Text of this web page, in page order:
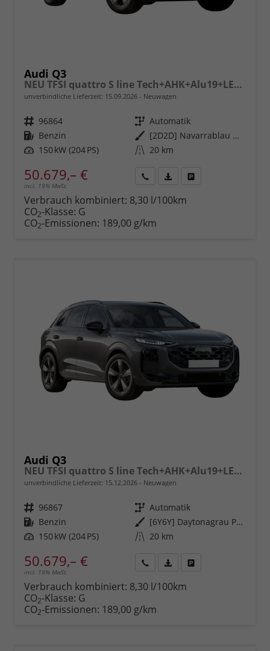
Audi Q3
NEU TFSI quattro S line Tech+AHK+Alu19+LEDplus+KlimaPlus+ExtSchwarz
unverbindliche Lieferzeit: 15.09.2026 Neuwagen
Fahrzeugnr. 96864 Getriebe Automatik
Kraftstoff Benzin Außenfarbe
[2D2D] Navarrablau Metallic
Leistung 150 kW (204 PS) Kilometerstand 20 km
50.679,– €
incl. 19% MwSt.
anfordern
Datei,
Verbrauch kombiniert: 8,30 l/100km
CO2-Klasse: G
CO2-Emissionen: 189,00 g/km
Audi Q3
NEU TFSI quattro S line Tech+AHK+Alu19+LEDplus+KlimaPlus+ExtSchwarz
unverbindliche Lieferzeit: 15.12.2026 Neuwagen
Fahrzeugnr. 96867 Getriebe Automatik
Kraftstoff Benzin Außenfarbe
[6Y6Y] Daytonagrau Perleffekt
Leistung 150 kW (204 PS) Kilometerstand 20 km
50.679,– €
incl. 19% MwSt.
anfordern
Datei,
Verbrauch kombiniert: 8,30 l/100km
CO2-Klasse: G
CO2-Emissionen: 189,00 g/km